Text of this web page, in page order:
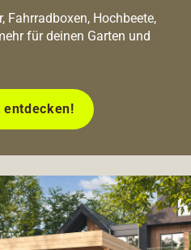
Fahrradboxen, Hochbeete,
für deinen Garten und